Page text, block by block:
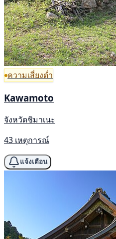
ความเสี่ยงต่ำ
Kawamoto
จังหวัดชิมาเนะ
43 เหตุการณ์
แจ้งเตือน